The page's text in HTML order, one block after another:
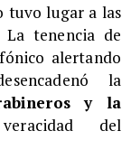
tuvo lugar a las
La tenencia de
alertando
la
y la
del